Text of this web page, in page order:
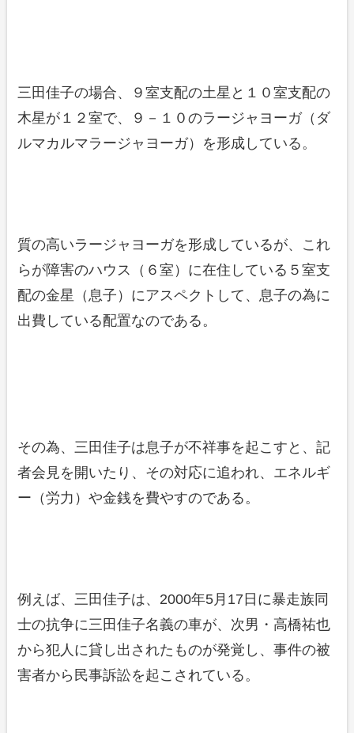
三田佳子の場合、９室支配の土星と１０室支配の
木星が１２室で、９－１０のラージャヨーガ（ダ
ルマカルマラージャヨーガ）を形成している。
質の高いラージャヨーガを形成しているが、これ
らが障害のハウス（６室）に在住している５室支
配の金星（息子）にアスペクトして、息子の為に
出費している配置なのである。
その為、三田佳子は息子が不祥事を起こすと、記
者会見を開いたり、その対応に追われ、エネルギ
ー（労力）や金銭を費やすのである。
例えば、三田佳子は、2000年5月17日に暴走族同
士の抗争に三田佳子名義の車が、次男・高橋祐也
から犯人に貸し出されたものが発覚し、事件の被
害者から民事訴訟を起こされている。